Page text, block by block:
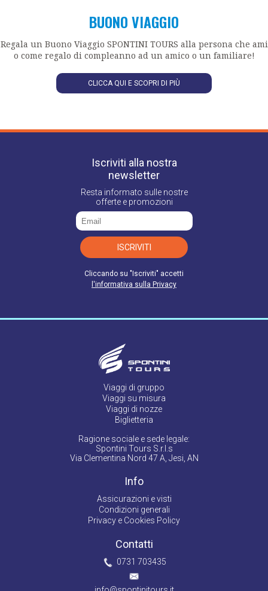
BUONO VIAGGIO
Regala un Buono Viaggio SPONTINI TOURS alla persona che ami
o come regalo di compleanno ad un amico o un familiare!
CLICCA QUI E SCOPRI DI PIÙ
Iscriviti alla nostra
newsletter
Resta informato sulle nostre
offerte e promozioni
ISCRIVITI
Cliccando su "Iscriviti" accetti
l'informativa sulla Privacy
Viaggi di gruppo
Viaggi su misura
Viaggi di nozze
Biglietteria
Ragione sociale e sede legale:
Spontini Tours S.r.l.s
Via Clementina Nord 47 A, Jesi, AN
Info
Assicurazioni e visti
Condizioni generali
Privacy e Cookies Policy
Contatti
0731 703435